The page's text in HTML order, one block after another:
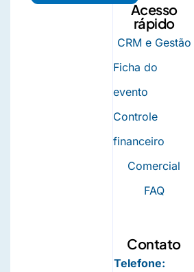
Acesso
rápido
CRM e Gestão
Ficha do
evento
Controle
financeiro
Comercial
FAQ
Contato
Telefone: